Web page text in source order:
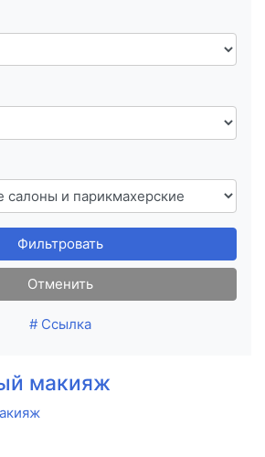
Фильтровать
Отменить
# Ссылка
макияж